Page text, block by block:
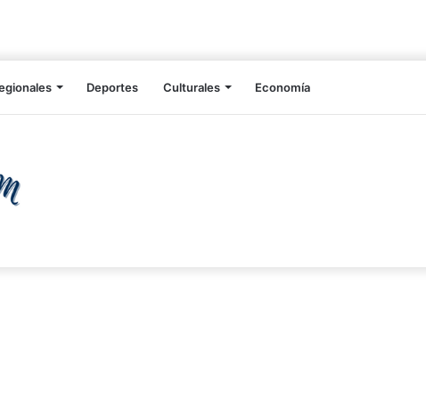
Deportes Culturales Economía